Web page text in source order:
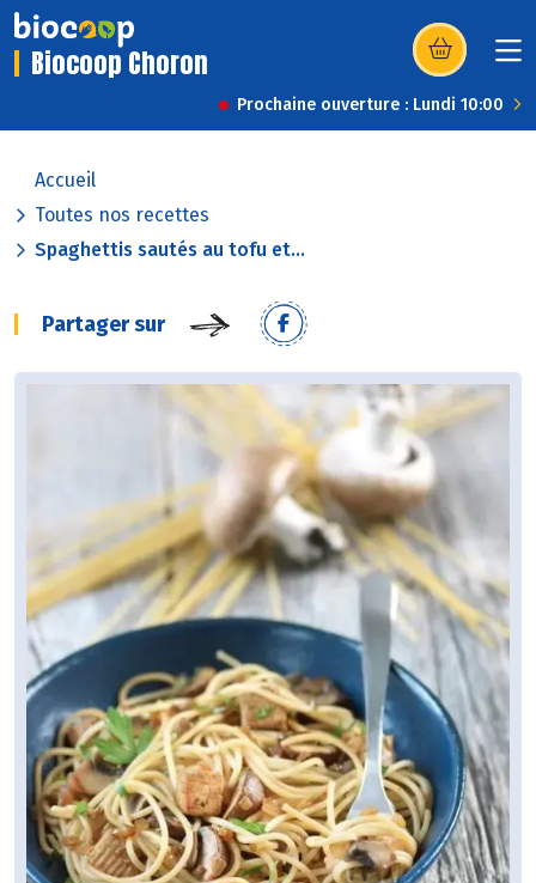
Biocoop Choron (s’ouvre dans
Prochaine ouverture : Lundi 10:00
Accueil
Toutes nos recettes
Spaghettis sautés au tofu et...
Partager sur